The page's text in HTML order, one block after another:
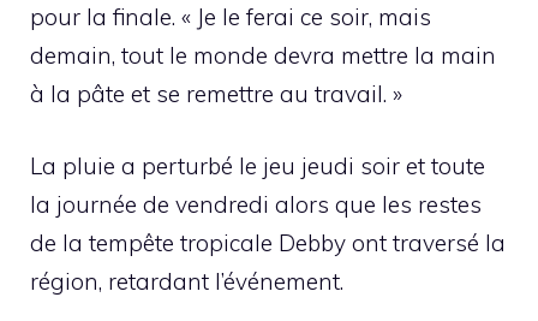
pour la finale. « Je le ferai ce soir, mais
demain, tout le monde devra mettre la main
à la pâte et se remettre au travail. »
La pluie a perturbé le jeu jeudi soir et toute
la journée de vendredi alors que les restes
de la tempête tropicale Debby ont traversé la
région, retardant l’événement.